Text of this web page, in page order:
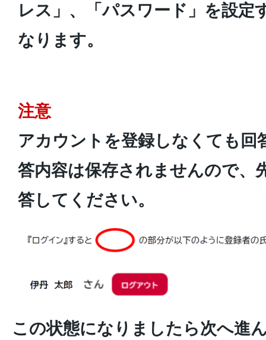
レス」、「パスワード」を設定
なります。
注意
アカウントを登録しなくても回
答内容は保存されませんので、
答してください。
この状態になりましたら次へ進